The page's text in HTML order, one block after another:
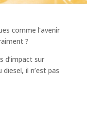
comme l’avenir
?
d’impact sur
il n’est pas